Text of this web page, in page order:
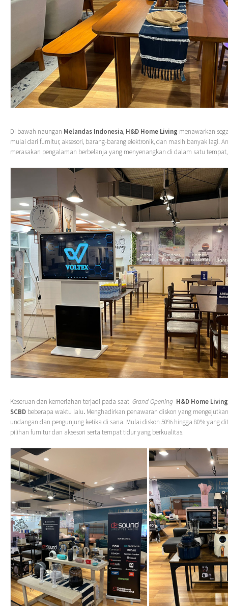
Di bawah naungan Melandas Indonesia, H&D Home Living menawarkan
mulai dari furnitur, aksesori, barang-barang elektronik, dan masih banyak lagi.
merasakan pengalaman berbelanja yang menyenangkan di dalam satu
Keseruan dan kemeriahan terjadi pada saat Grand Opening H&D Home Living
SCBD beberapa waktu lalu. Menghadirkan penawaran diskon yang
undangan dan pengunjung ketika di sana. Mulai diskon 50% hingga 80% yang
pilihan furnitur dan aksesori serta tempat tidur yang berkualitas.